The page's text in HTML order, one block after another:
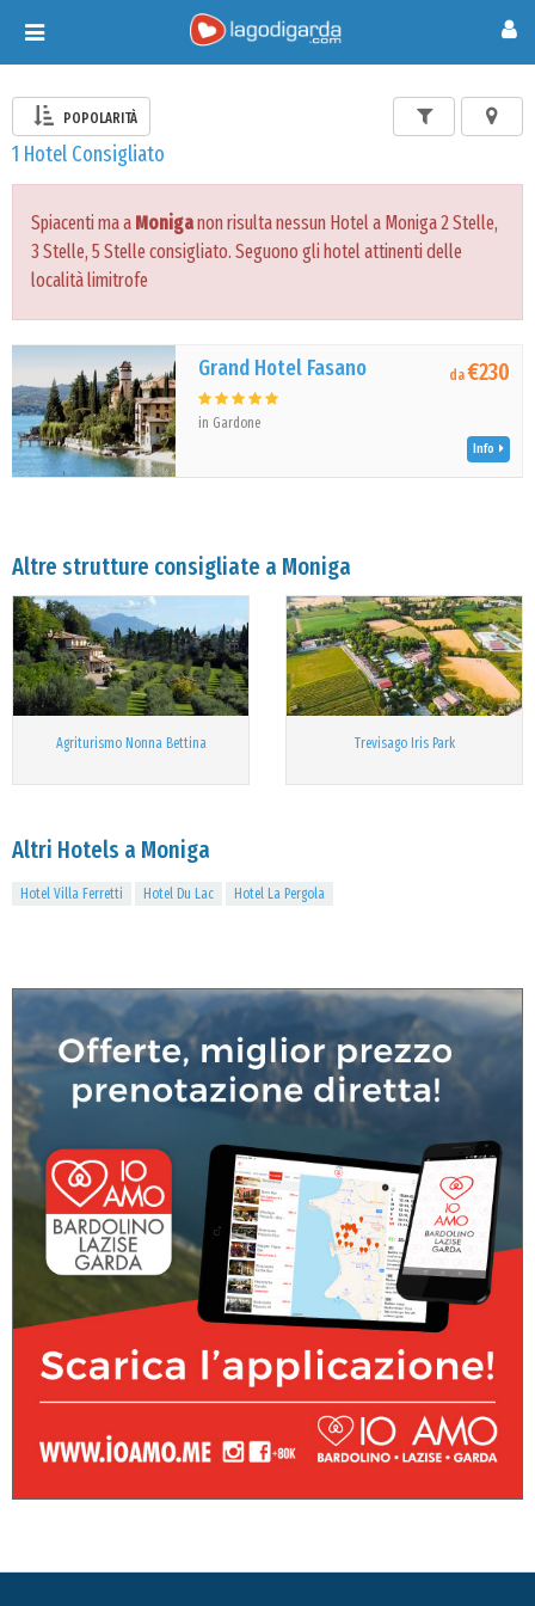
Toggle
navigation
POPOLARITÀ
1 Hotel Consigliato
Spiacenti ma a Moniganon risulta nessun Hotel a Moniga 2 Stelle,
3 Stelle, 5 Stelle consigliato. Seguono gli hotel attinenti delle
località limitrofe
Grand Hotel Fasano
in Gardone
da€230
Info
Altre strutture consigliate a Moniga
Agriturismo Nonna Bettina Trevisago Iris Park
Altri Hotels a Moniga
Hotel Villa Ferretti Hotel Du Lac Hotel La Pergola